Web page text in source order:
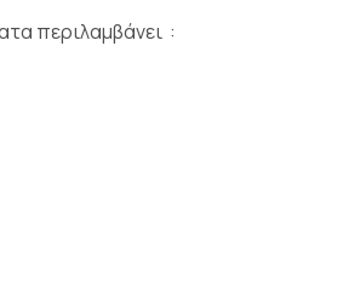
περιλαμβάνει :